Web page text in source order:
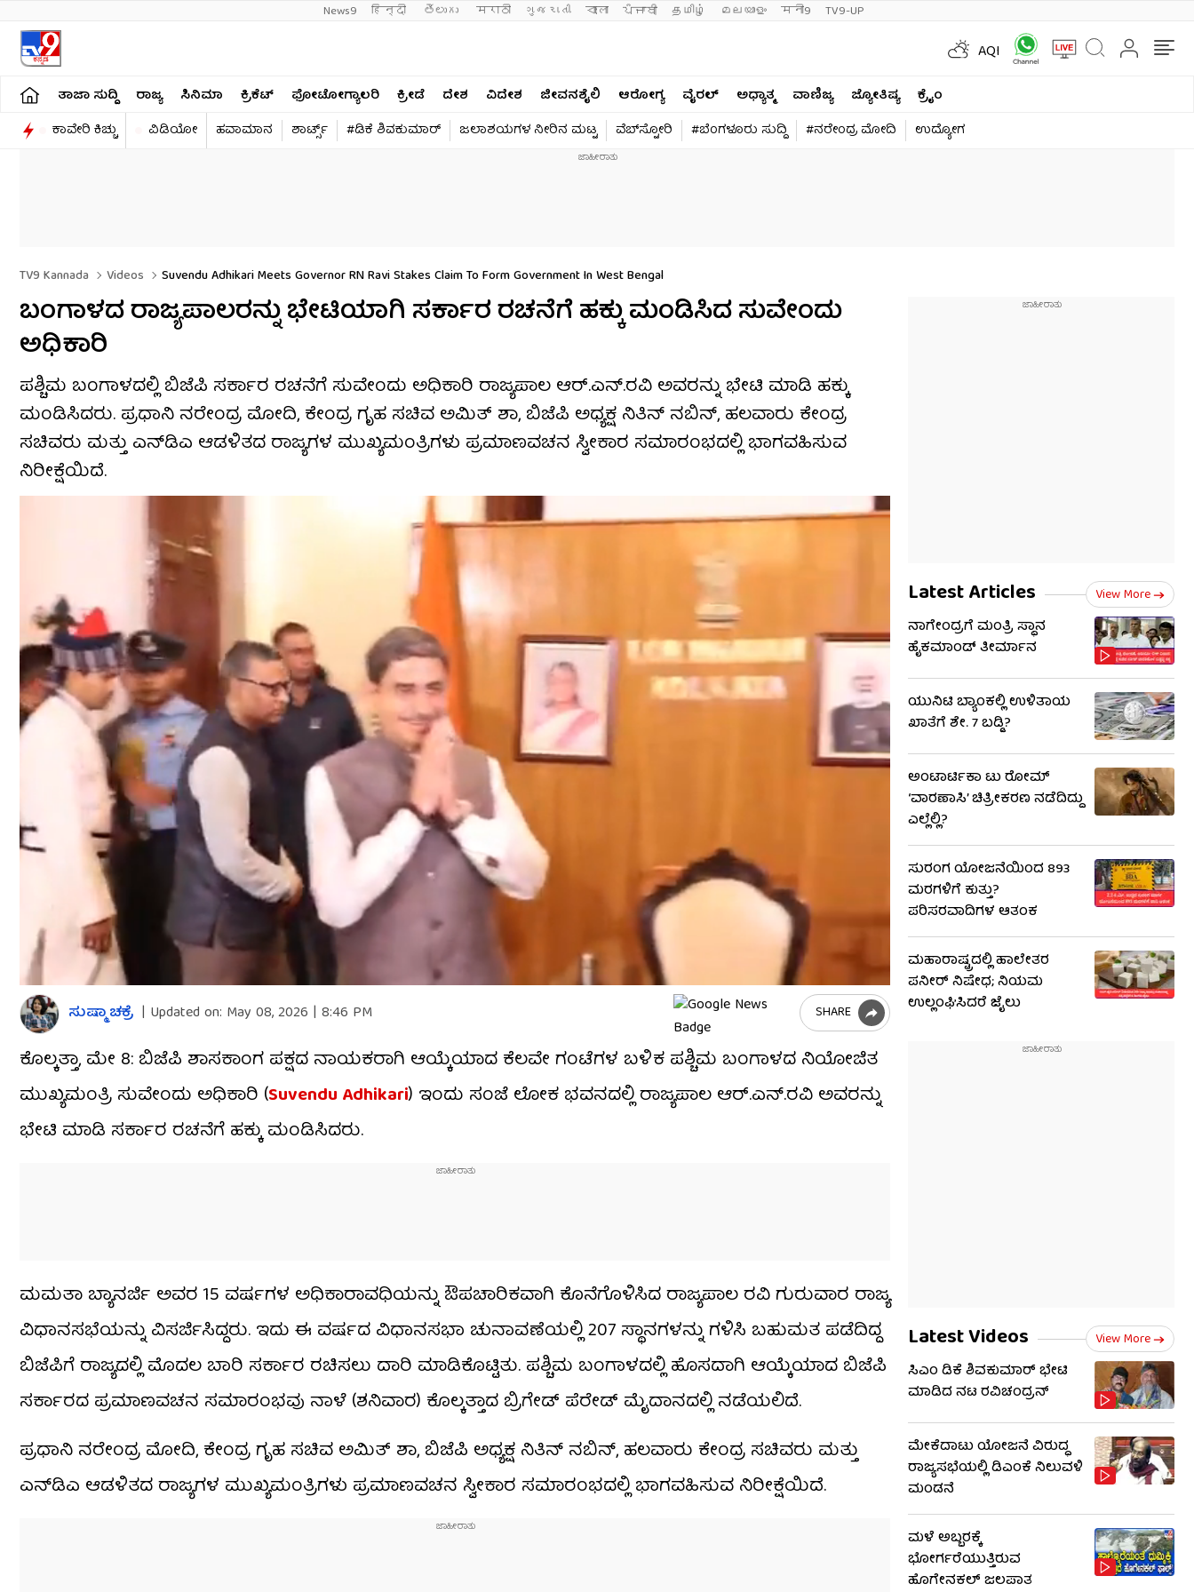
News9 हिन्दी తెలుగు मराठी ગુજરાતી বাংলা ਪੰਜਾਬੀ தமிழ் മലയാളം मनी9 TV9-UP
AQI
ತಾಜಾ ಸುದ್ದಿ ರಾಜ್ಯ ಸಿನಿಮಾ ಕ್ರಿಕೆಟ್​ ಫೋಟೋಗ್ಯಾಲರಿ ಕ್ರೀಡೆ ದೇಶ ವಿದೇಶ ಜೀವನಶೈಲಿ ಆರೋಗ್ಯ ವೈರಲ್​ ಅಧ್ಯಾತ್ಮ ವಾಣಿಜ್ಯ ಜ್ಯೋತಿಷ್ಯ
ಕ್ರೈಂ
ಕಾವೇರಿ ಕಿಚ್ಚು
ವಿಡಿಯೋ ಹವಾಮಾನ ಶಾರ್ಟ್ಸ್​ #ಡಿಕೆ ಶಿವಕುಮಾರ್​ ಜಲಾಶಯಗಳ ನೀರಿನ ಮಟ್ಟ ವೆಬ್​ಸ್ಟೋರಿ #ಬೆಂಗಳೂರು ಸುದ್ದಿ #ನರೇಂದ್ರ ಮೋದಿ ಉದ್ಯೋಗ
TV9 Kannada Videos Suvendu Adhikari Meets Governor RN Ravi Stakes Claim To Form Government In West Bengal
ಬಂಗಾಳದ ರಾಜ್ಯಪಾಲರನ್ನು ಭೇಟಿಯಾಗಿ ಸರ್ಕಾರ ರಚನೆಗೆ ಹಕ್ಕು ಮಂಡಿಸಿದ ಸುವೇಂದು
ಅಧಿಕಾರಿ
ಪಶ್ಚಿಮ ಬಂಗಾಳದಲ್ಲಿ ಬಿಜೆಪಿ ಸರ್ಕಾರ ರಚನೆಗೆ ಸುವೇಂದು ಅಧಿಕಾರಿ ರಾಜ್ಯಪಾಲ ಆರ್.ಎನ್.ರವಿ ಅವರನ್ನು ಭೇಟಿ ಮಾಡಿ ಹಕ್ಕು
ಮಂಡಿಸಿದರು. ಪ್ರಧಾನಿ ನರೇಂದ್ರ ಮೋದಿ, ಕೇಂದ್ರ ಗೃಹ ಸಚಿವ ಅಮಿತ್ ಶಾ, ಬಿಜೆಪಿ ಅಧ್ಯಕ್ಷ ನಿತಿನ್ ನಬಿನ್, ಹಲವಾರು ಕೇಂದ್ರ
ಸಚಿವರು ಮತ್ತು ಎನ್‌ಡಿಎ ಆಡಳಿತದ ರಾಜ್ಯಗಳ ಮುಖ್ಯಮಂತ್ರಿಗಳು ಪ್ರಮಾಣವಚನ ಸ್ವೀಕಾರ ಸಮಾರಂಭದಲ್ಲಿ ಭಾಗವಹಿಸುವ
ನಿರೀಕ್ಷೆಯಿದೆ.
ಸುಷ್ಮಾ ಚಕ್ರೆ | Updated on: May 08, 2026 | 8:46 PM SHARE
ಕೊಲ್ಕತ್ತಾ, ಮೇ 8: ಬಿಜೆಪಿ ಶಾಸಕಾಂಗ ಪಕ್ಷದ ನಾಯಕರಾಗಿ ಆಯ್ಕೆಯಾದ ಕೆಲವೇ ಗಂಟೆಗಳ ಬಳಿಕ ಪಶ್ಚಿಮ ಬಂಗಾಳದ ನಿಯೋಜಿತ
ಮುಖ್ಯಮಂತ್ರಿ ಸುವೇಂದು ಅಧಿಕಾರಿ (Suvendu Adhikari) ಇಂದು ಸಂಜೆ ಲೋಕ ಭವನದಲ್ಲಿ ರಾಜ್ಯಪಾಲ ಆರ್.ಎನ್.ರವಿ ಅವರನ್ನು
ಭೇಟಿ ಮಾಡಿ ಸರ್ಕಾರ ರಚನೆಗೆ ಹಕ್ಕು ಮಂಡಿಸಿದರು.
ಮಮತಾ ಬ್ಯಾನರ್ಜಿ ಅವರ 15 ವರ್ಷಗಳ ಅಧಿಕಾರಾವಧಿಯನ್ನು ಔಪಚಾರಿಕವಾಗಿ ಕೊನೆಗೊಳಿಸಿದ ರಾಜ್ಯಪಾಲ ರವಿ ಗುರುವಾರ ರಾಜ್ಯ
ವಿಧಾನಸಭೆಯನ್ನು ವಿಸರ್ಜಿಸಿದ್ದರು. ಇದು ಈ ವರ್ಷದ ವಿಧಾನಸಭಾ ಚುನಾವಣೆಯಲ್ಲಿ 207 ಸ್ಥಾನಗಳನ್ನು ಗಳಿಸಿ ಬಹುಮತ ಪಡೆದಿದ್ದ
ಬಿಜೆಪಿಗೆ ರಾಜ್ಯದಲ್ಲಿ ಮೊದಲ ಬಾರಿ ಸರ್ಕಾರ ರಚಿಸಲು ದಾರಿ ಮಾಡಿಕೊಟ್ಟಿತು. ಪಶ್ಚಿಮ ಬಂಗಾಳದಲ್ಲಿ ಹೊಸದಾಗಿ ಆಯ್ಕೆಯಾದ ಬಿಜೆಪಿ
ಸರ್ಕಾರದ ಪ್ರಮಾಣವಚನ ಸಮಾರಂಭವು ನಾಳೆ (ಶನಿವಾರ) ಕೊಲ್ಕತ್ತಾದ ಬ್ರಿಗೇಡ್ ಪೆರೇಡ್ ಮೈದಾನದಲ್ಲಿ ನಡೆಯಲಿದೆ.
ಪ್ರಧಾನಿ ನರೇಂದ್ರ ಮೋದಿ, ಕೇಂದ್ರ ಗೃಹ ಸಚಿವ ಅಮಿತ್ ಶಾ, ಬಿಜೆಪಿ ಅಧ್ಯಕ್ಷ ನಿತಿನ್ ನಬಿನ್, ಹಲವಾರು ಕೇಂದ್ರ ಸಚಿವರು ಮತ್ತು
ಎನ್‌ಡಿಎ ಆಡಳಿತದ ರಾಜ್ಯಗಳ ಮುಖ್ಯಮಂತ್ರಿಗಳು ಪ್ರಮಾಣವಚನ ಸ್ವೀಕಾರ ಸಮಾರಂಭದಲ್ಲಿ ಭಾಗವಹಿಸುವ ನಿರೀಕ್ಷೆಯಿದೆ.
Latest Articles View More
ನಾಗೇಂದ್ರಗೆ ಮಂತ್ರಿ ಸ್ಥಾನ
ಹೈಕಮಾಂಡ್ ತೀರ್ಮಾನ
ಯುನಿಟಿ ಬ್ಯಾಂಕಲ್ಲಿ ಉಳಿತಾಯ
ಖಾತೆಗೆ ಶೇ. 7 ಬಡ್ಡಿ?
ಅಂಟಾರ್ಟಿಕಾ ಟು ರೋಮ್​
‘ವಾರಣಾಸಿ’ ಚಿತ್ರೀಕರಣ ನಡೆದಿದ್ದು
ಎಲ್ಲೆಲ್ಲಿ?
ಸುರಂಗ ಯೋಜನೆಯಿಂದ 893
ಮರಗಳಿಗೆ ಕುತ್ತು?
ಪರಿಸರವಾದಿಗಳ ಆತಂಕ
ಮಹಾರಾಷ್ಟ್ರದಲ್ಲಿ ಹಾಲೇತರ
ಪನೀರ್ ನಿಷೇಧ; ನಿಯಮ
ಉಲ್ಲಂಘಿಸಿದರೆ ಜೈಲು
Latest Videos View More
ಸಿಎಂ ಡಿಕೆ ಶಿವಕುಮಾರ್ ಭೇಟಿ
ಮಾಡಿದ ನಟ ರವಿಚಂದ್ರನ್
ಮೇಕೆದಾಟು ಯೋಜನೆ ವಿರುದ್ಧ
ರಾಜ್ಯಸಭೆಯಲ್ಲಿ ಡಿಎಂಕೆ ನಿಲುವಳಿ
ಮಂಡನೆ
ಮಳೆ ಅಬ್ಬರಕ್ಕೆ
ಭೋರ್ಗರೆಯುತ್ತಿರುವ
ಹೊಗೇನಕಲ್ ಜಲಪಾತ